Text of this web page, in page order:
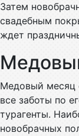
Затем
свадебным
ждет
Медовый месяц
все заботы по
турагенты.
новобрачных